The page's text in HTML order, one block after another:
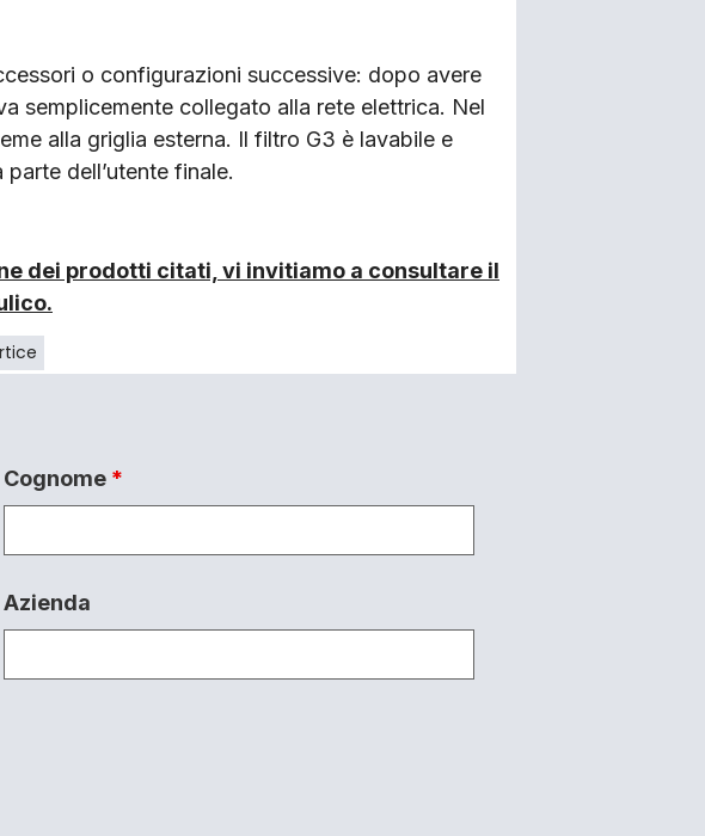
o configurazioni successive: dopo avere
semplicemente collegato alla rete elettrica. Nel
alla griglia esterna. Il filtro G3 è lavabile e
dell’utente finale.
dei prodotti citati, vi invitiamo a consultare il
Cognome *
Azienda